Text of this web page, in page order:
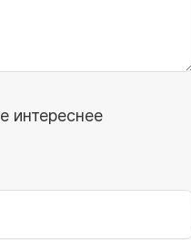
интереснее